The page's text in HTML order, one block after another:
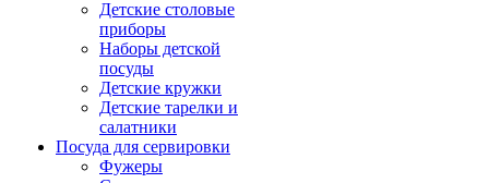
Детские столовые
приборы
Наборы детской
посуды
Детские кружки
Детские тарелки и
салатники
Посуда для сервировки
Фужеры